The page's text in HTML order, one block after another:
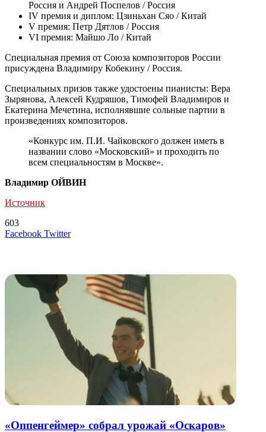
Россия и Андрей Поспелов / Россия
IV премия и диплом: Цзиньхан Сяо / Китай
V премия: Петр Дятлов / Россия
VI премия: Майшо Ло / Китай
Специальная премия от Союза композиторов России
присуждена Владимиру Кобекину / Россия.
Специальных призов также удостоены пианисты: Вера
Зырянова, Алексей Кудряшов, Тимофей Владимиров и
Екатерина Мечетина, исполнявшие сольные партии в
произведениях композиторов.
«Конкурс им. П.И. Чайковского должен иметь в
названии слово «Московский» и проходить по
всем специальностям в Москве».
Владимир ОЙВИН
Источник
603
Facebook TwitterLinkedIn
Tumblr
Reddit
Вконтакте
Одноклассники
Skype
Messenger
Messenger
WhatsApp
Telegram
Viber
Line
Поделиться
Печатать
«Оппенгеймер» собрал урожай «Оскаров»